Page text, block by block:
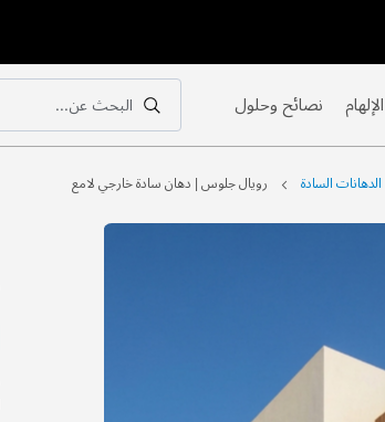
بحث
البحث عن...
بحث الإلهام نصائح وحلول
الدهانات السادة رويال جلوس | دهان سادة خارجي لامع